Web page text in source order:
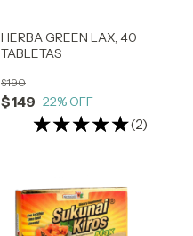
HERBA GREEN LAX, 40
TABLETAS
$149
$190
22% OFF
(2)